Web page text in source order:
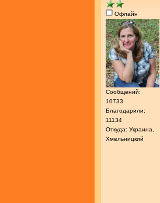
Офлайн
Сообщений:
10733
Благодарили:
11134
Откуда: Украина,
Хмельницкий